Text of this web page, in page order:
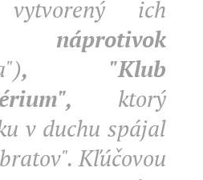
vytvorený ich
náprotivok
, "Klub
ktorý
v duchu spájal
Kľúčovou